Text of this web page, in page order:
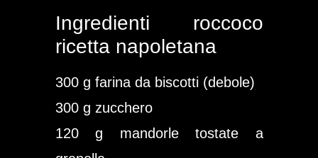
Ingredienti roccoco
ricetta napoletana
300 g farina da biscotti (debole)
300 g zucchero
120 g mandorle tostate a